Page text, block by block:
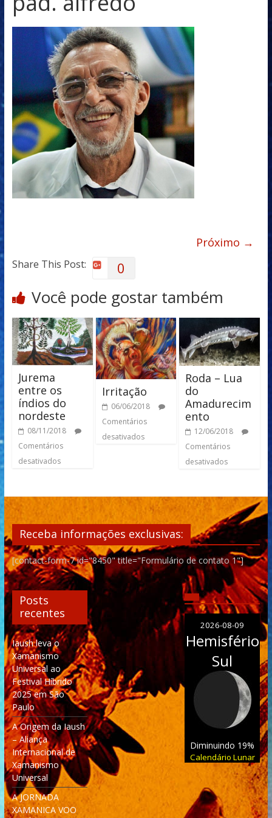
Próximo →
Share This Post: 0
Você pode gostar também
Jurema
entre os
índios do
nordeste
08/11/2018
Comentários
desativados
Irritação
06/06/2018
Comentários
desativados
Roda – Lua
do
Amadurecim
ento
12/06/2018
Comentários
desativados
Receba informações exclusivas:
[contact-form-7 id="8450" title="Formulário de contato 1"]
Posts
recentes
Iaush leva o
Xamanismo
Universal ao
Festival Híbrido
2025 em São
Paulo
A Origem da Iaush
– Aliança
Internacional de
Xamanismo
Universal
A JORNADA
XAMANICA VOO
2026-08-09
Hemisfério
Sul
Diminuindo 19%
Calendário Lunar